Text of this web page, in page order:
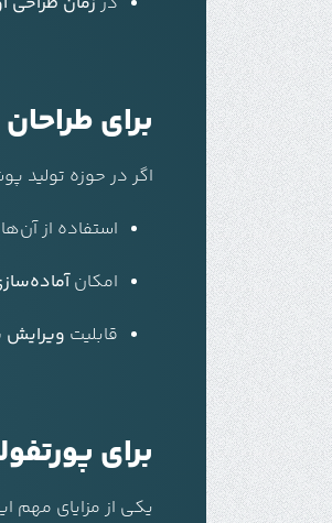
برای
اگر در حوزه تولید
استفاده از
امکان
قابلیت ویرایش
برای
یکی از مزایای مهم